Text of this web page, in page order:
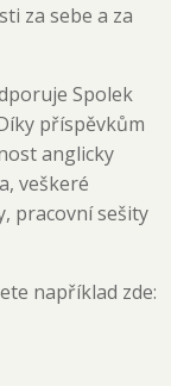
za sebe a za
Spolek
příspěvkům
anglicky
veškeré
pracovní sešity
například zde: